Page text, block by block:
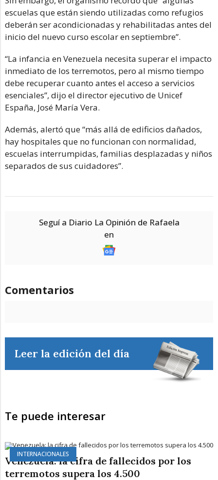
escuelas que están siendo utilizadas como refugios
deberán ser acondicionadas y rehabilitadas antes del
inicio del nuevo curso escolar en septiembre”.
“La infancia en Venezuela necesita superar el impacto
inmediato de los terremotos, pero al mismo tiempo
debe recuperar cuanto antes el acceso a servicios
esenciales”, dijo el director ejecutivo de Unicef
España, José María Vera.
Además, alertó que “más allá de edificios dañados,
hay hospitales que no funcionan con normalidad,
escuelas interrumpidas, familias desplazadas y niños
separados de sus cuidadores”.
Seguí a Diario La Opinión de Rafaela
en
Comentarios
Leer la edición del día
Te puede interesar
INTERNACIONALES
Venezuela: la cifra de fallecidos por los
terremotos supera los 4.500